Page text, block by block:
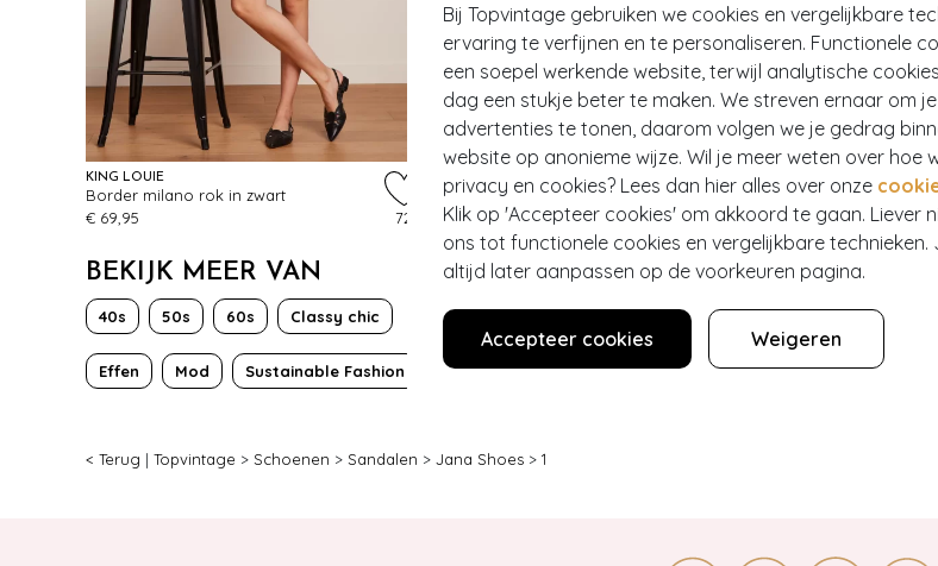
Bij Topvintage gebruiken we cookies en vergelijkbare
ervaring te verfijnen en te personaliseren. Functionele
een soepel werkende website, terwijl analytische
dag een stukje beter te maken. We streven ernaar om
advertenties te tonen, daarom volgen we je gedrag
website op anonieme wijze. Wil je meer weten over hoe
privacy en cookies? Lees dan hier alles over onze
Klik op 'Accepteer cookies' om akkoord te gaan. Liever
ons tot functionele cookies en vergelijkbare technieken.
altijd later aanpassen op de voorkeuren pagina.
Accepteer cookies Weigeren
KING LOUIE
Border milano rok in zwart
€ 69,95
72
EXCLUSIEF
GLAMOUR BUNNY BUSINESS BABE
Diadora Travel Blazer in Black
€ 129,95
280
BEKIJK MEER VAN
40s 50s 60s Classy chic
Effen Mod Sustainable Fashion Zakelijk
< Terug | Topvintage > Schoenen > Sandalen > Jana Shoes > 1